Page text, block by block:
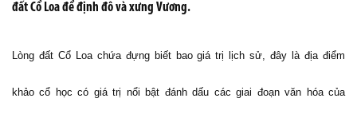
đất Cổ Loa để định đô và xưng Vương.
Lòng đất Cổ Loa chứa đựng biết bao giá trị lịch sử, đây là địa điểm
khảo cổ học có giá trị nổi bật đánh dấu các giai đoạn văn hóa của